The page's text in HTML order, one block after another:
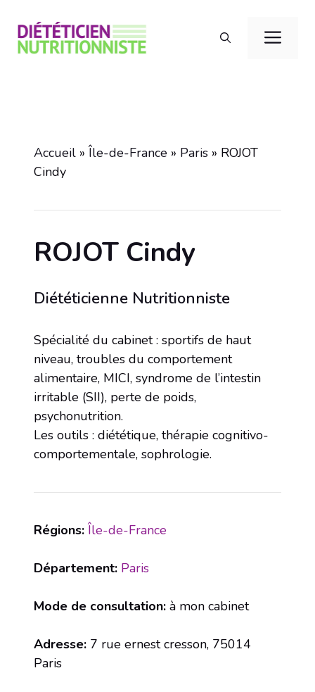
contenu
Accueil » Île-de-France » Paris » ROJOT
Cindy
ROJOT Cindy
Diététicienne Nutritionniste
Spécialité du cabinet : sportifs de haut
niveau, troubles du comportement
alimentaire, MICI, syndrome de l’intestin
irritable (SII), perte de poids,
psychonutrition.
Les outils : diététique, thérapie cognitivo-
comportementale, sophrologie.
Régions: Île-de-France
Département: Paris
Mode de consultation: à mon cabinet
Adresse: 7 rue ernest cresson, 75014
Paris